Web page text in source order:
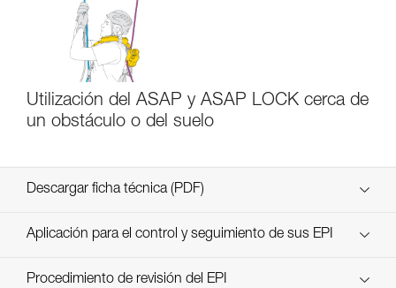
Utilización del ASAP y ASAP LOCK cerca de
un obstáculo o del suelo
Descargar ficha técnica (PDF)
Technical Notice
Aplicación para el control y seguimiento de sus EPI
descubra ePPEcentre
Procedimiento de revisión del EPI